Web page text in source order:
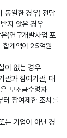
동일한 경우) 전담
지 않은 경우
(연구개발사업 포
합계액이 25억원
이 없는 경우
관과 참여기관, 대
보조금수령자
터 참여제한 조치를
는 기업이 아닌 경